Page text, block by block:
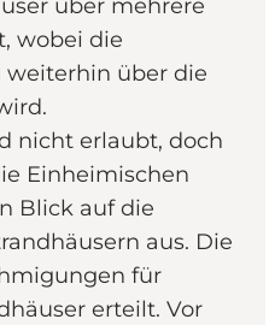
über mehrere
wobei die
über die
nicht erlaubt, doch
Einheimischen
Blick auf die
aus. Die
für
erteilt. Vor